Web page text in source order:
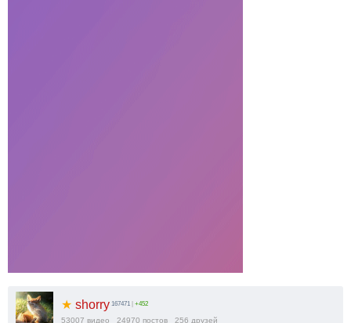
★ shorry 167471 +452
53007 видео 24970 постов 256 друзей